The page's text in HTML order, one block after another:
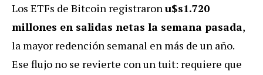
Los ETFs de Bitcoin registraronu$s1.720
millones en salidas netas la semana pasada,
la mayor redención semanal en más de un año.
Ese flujo no se revierte con un tuit: requiere que